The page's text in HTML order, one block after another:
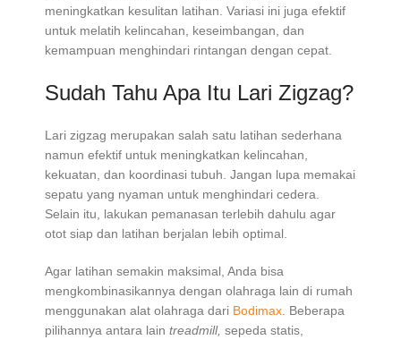
meningkatkan kesulitan latihan. Variasi ini juga efektif
untuk melatih kelincahan, keseimbangan, dan
kemampuan menghindari rintangan dengan cepat.
Sudah Tahu Apa Itu Lari Zigzag?
Lari zigzag merupakan salah satu latihan sederhana
namun efektif untuk meningkatkan kelincahan,
kekuatan, dan koordinasi tubuh. Jangan lupa memakai
sepatu yang nyaman untuk menghindari cedera.
Selain itu, lakukan pemanasan terlebih dahulu agar
otot siap dan latihan berjalan lebih optimal.
Agar latihan semakin maksimal, Anda bisa
mengkombinasikannya dengan olahraga lain di rumah
menggunakan alat olahraga dari Bodimax . Beberapa
pilihannya antara lain treadmill, sepeda statis,